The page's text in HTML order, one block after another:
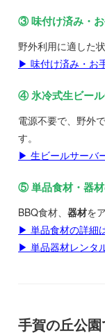
③ 味付け済み・
野外利用に適した
▶ 味付け済み・お
④ 氷冷式生ビー
電源不要で、野外
す。
▶ 生ビールサーバ
⑤ 単品食材・器
BBQ食材、器材を
▶ 単品食材の詳細
▶ 単品器材レンタ
手賀の丘公